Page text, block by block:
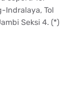
Indralaya, Tol
Seksi 4. (*)